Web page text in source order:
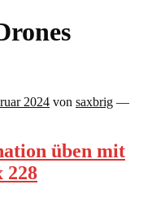
2024 von saxbrig —
üben mit
228